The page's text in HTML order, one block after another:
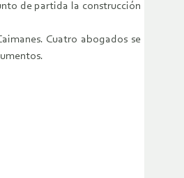
de partida la construcción
Cuatro abogados se